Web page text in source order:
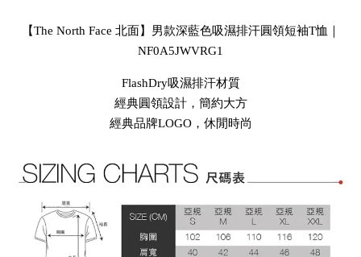
【The North Face 北面】男款深藍色吸濕排汗圓領短袖T恤｜
NF0A5JWVRG1
FlashDry吸濕排汗材質
經典圓領設計，簡約大方
經典品牌LOGO，休閒時尚